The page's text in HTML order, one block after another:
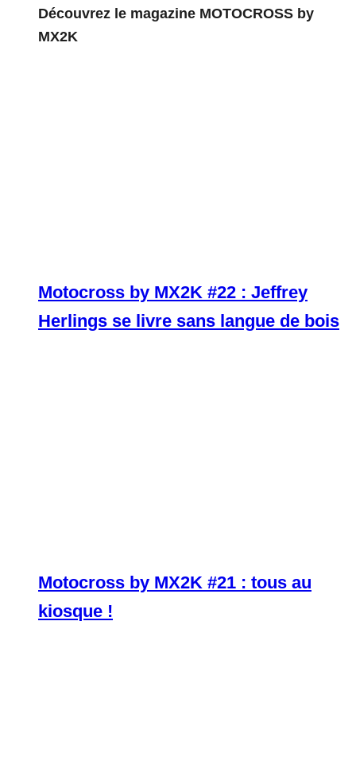
Découvrez le magazine MOTOCROSS by
MX2K
Motocross by MX2K #22 : Jeffrey
Herlings se livre sans langue de bois
Motocross by MX2K #21 : tous au
kiosque !